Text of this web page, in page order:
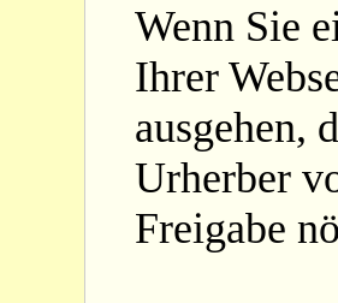
Wenn Sie
Ihrer
ausgehen,
Urherber
Freigabe